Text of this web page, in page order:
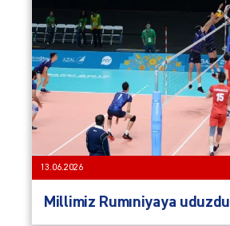
13.06.2026
Millimiz Rumıniyaya uduzdu